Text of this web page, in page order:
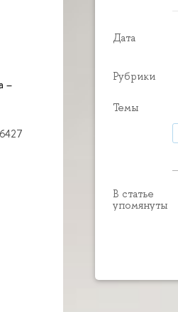
–
Дата
Рубрики
Темы
В статье
упомянуты